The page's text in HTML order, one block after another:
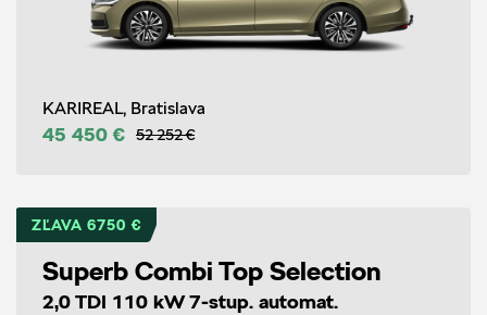
KARIREAL, Bratislava
45 450 € 52 252 €
ZĽAVA 6750 €
Superb Combi Top Selection
2,0 TDI 110 kW 7-stup. automat.